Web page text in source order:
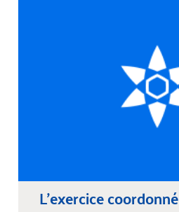
L'exercice coordonné